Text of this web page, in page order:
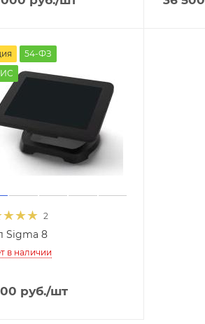
54-ФЗ
2
Sigma 8
в наличии
руб./шт